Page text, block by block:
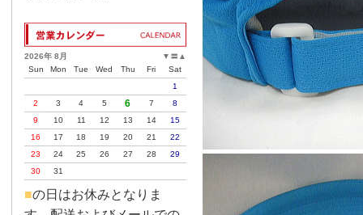
▲
〓
▼
2026年 8月
Sun
Mon Tue Wed Thu Fri
Sat
1
2
3 4 5 6 7
8
9
10 11 12 13 14
15
16
17 18 19 20 21
22
23
24 25 26 27 28
29
30
31
■の日はお休みとなりま